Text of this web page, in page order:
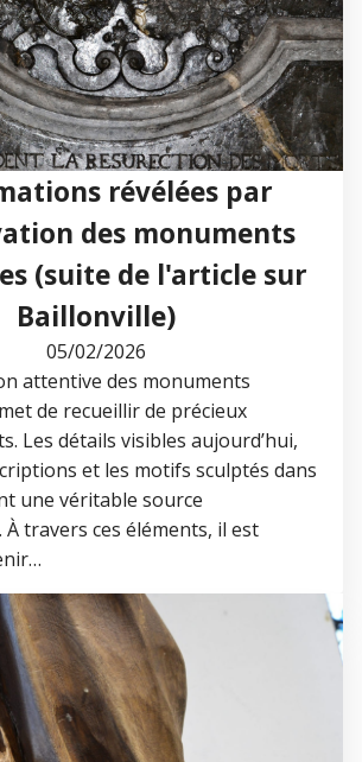
révélées par
des monuments
(suite de l'article sur
Baillonville)
05/02/2026
attentive des monuments
de recueillir de précieux
Les détails visibles aujourd’hui,
et les motifs sculptés dans
une véritable source
À travers ces éléments, il est